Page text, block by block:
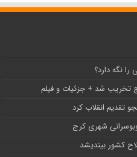
نگه دارد؟
تخریب شد + جزئیات و فیلم
کشور بیندیشد